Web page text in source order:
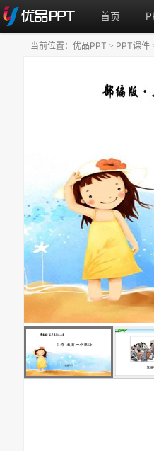
首页
当前位置： 优品PPT > PPT课件